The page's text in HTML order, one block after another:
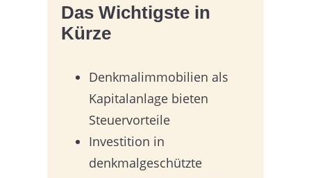
Das Wichtigste in
Kürze
Denkmalimmobilien als
Kapitalanlage bieten
Steuervorteile
Investition in
denkmalgeschützte